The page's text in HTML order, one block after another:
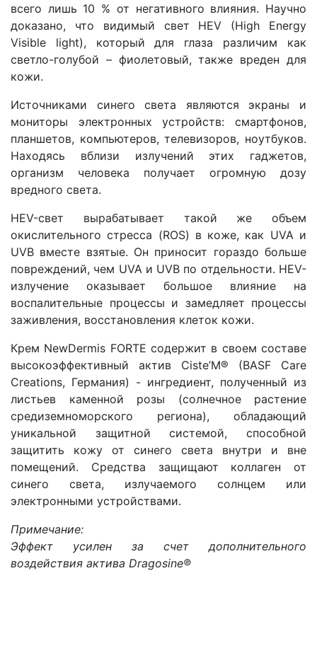
всего лишь 10 % от негативного влияния. Научно
доказано, что видимый свет HEV (High Energy
Visible light), который для глаза различим как
светло-голубой – фиолетовый, также вреден для
кожи.
Источниками синего света являются экраны и
мониторы электронных устройств: смартфонов,
планшетов, компьютеров, телевизоров, ноутбуков.
Находясь вблизи излучений этих гаджетов,
организм человека получает огромную дозу
вредного света.
HEV-свет вырабатывает такой же объем
окислительного стресса (ROS) в коже, как UVA и
UVB вместе взятые. Он приносит гораздо больше
повреждений, чем UVA и UVB по отдельности. HEV-
излучение оказывает большое влияние на
воспалительные процессы и замедляет процессы
заживления, восстановления клеток кожи.
Крем NewDermis FORTE содержит в своем составе
высокоэффективный актив Ciste’M® (BASF Care
Creations, Германия) - ингредиент, полученный из
листьев каменной розы (солнечное растение
средиземноморского региона), обладающий
уникальной защитной системой, способной
защитить кожу от синего света внутри и вне
помещений. Средства защищают коллаген от
синего света, излучаемого солнцем или
электронными устройствами.
Примечание:
Эффект усилен за счет дополнительного
воздействия актива Dragosine®️